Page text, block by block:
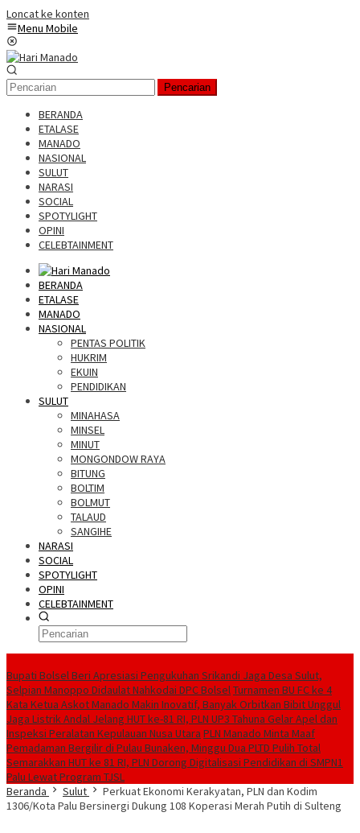
Loncat ke konten
Menu Mobile
Pencarian
BERANDA
ETALASE
MANADO
NASIONAL
SULUT
NARASI
SOCIAL
SPOTYLIGHT
OPINI
CELEBTAINMENT
BERANDA
ETALASE
MANADO
NASIONAL
PENTAS POLITIK
HUKRIM
EKUIN
PENDIDIKAN
SULUT
MINAHASA
MINSEL
MINUT
MONGONDOW RAYA
BITUNG
BOLTIM
BOLMUT
TALAUD
SANGIHE
NARASI
SOCIAL
SPOTYLIGHT
OPINI
CELEBTAINMENT
Bupati Bolsel Beri Apresiasi Pengukuhan Srikandi Jaga Desa Sulut,
Selpian Manoppo Didaulat Nahkodai DPC BolselTurnamen BU FC ke 4
Kata Ketua Askot Manado Makin Inovatif, Banyak Orbitkan Bibit Unggul
Jaga Listrik Andal Jelang HUT ke-81 RI, PLN UP3 Tahuna Gelar Apel dan
Inspeksi Peralatan Kepulauan Nusa Utara PLN Manado Minta Maaf
Pemadaman Bergilir di Pulau Bunaken, Minggu Dua PLTD Pulih Total
Semarakkan HUT ke 81 RI, PLN Dorong Digitalisasi Pendidikan di SMPN1
Palu Lewat Program TJSL
Beranda
Sulut
Perkuat Ekonomi Kerakyatan, PLN dan Kodim
1306/Kota Palu Bersinergi Dukung 108 Koperasi Merah Putih di Sulteng